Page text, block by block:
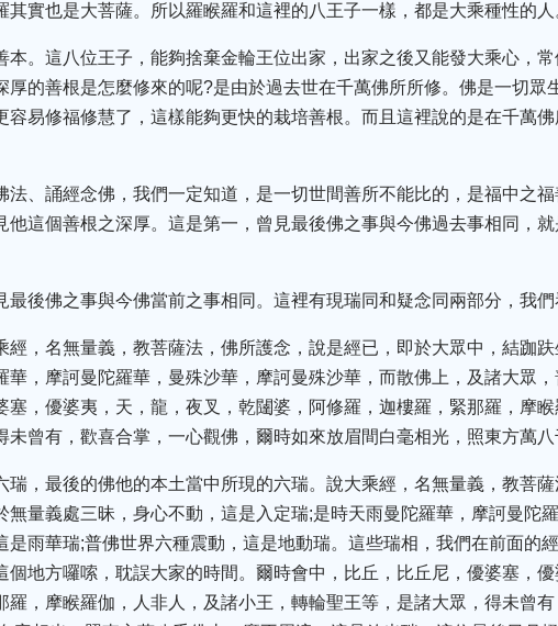
實也是大菩薩。所以羅睺羅和這裡的八王子一樣，都是大乘種性的人
本。這八位王子，能夠捨棄金輪王位出家，出家之後又能發大乘心，
厚的善根是怎麼修來的呢?是由於過去世在千萬佛所所修。佛是一切眾
容易修福修慧了，這樣能夠更快的栽培善根。而且這裡說的是在千萬
法、誦經念佛，我們一定知道，是一切世間善所不能比的，是福中之福
他這個善根之深厚。這是第一，曾見最後佛之事與今佛過去事相同，
最後佛之事與今佛當前之事相同。這裡有現瑞同和疑念同兩部分，我們
經，名無量義，教菩薩法，佛所護念，說是經已，即於大眾中，結跏
華，摩訶曼陀羅華，曼殊沙華，摩訶曼殊沙華，而散佛上，及諸大眾
塞，優婆夷，天，龍，夜叉，乾闥婆，阿修羅，迦樓羅，緊那羅，摩睺
曾有，歡喜合掌，一心觀佛，爾時如來放眉間白毫相光，照東方萬八
瑞，最後的佛他的本土當中所現的六瑞。說大乘經，名無量義，教菩
無量義處三昧，身心不動，這是入定瑞;是時天雨曼陀羅華，摩訶曼陀
是雨華瑞;普佛世界六種震動，這是地動瑞。這些瑞相，我們在前面的
個地方囉嗦，耽誤大家的時間。爾時會中，比丘，比丘尼，優婆塞，
羅，摩睺羅伽，人非人，及諸小王，轉輪聖王等，是諸大眾，得未曾